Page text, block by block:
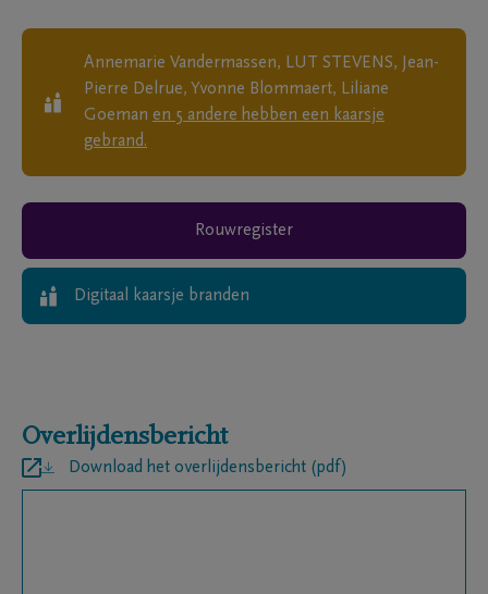
Annemarie Vandermassen, LUT STEVENS, Jean-
Pierre Delrue, Yvonne Blommaert, Liliane
Goeman en 5 andere hebben een kaarsje
gebrand.
Rouwregister
Digitaal kaarsje branden
Overlijdensbericht
Download het overlijdensbericht (pdf)